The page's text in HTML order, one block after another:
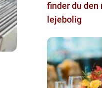
finder du den
lejebolig